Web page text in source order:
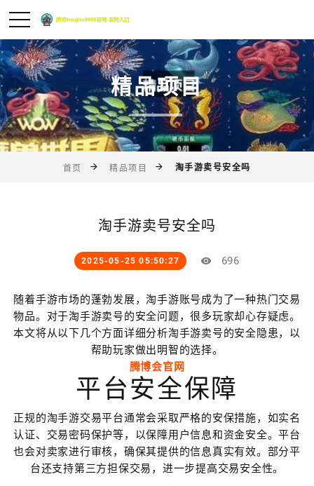
精品项目
首页 精品项目 淘手游卖号安全吗
淘手游卖号安全吗
2025-05-25 05:50:27 696
随着手游市场的蓬勃发展，淘手游账号成为了一种热门交易
物品。对于淘手游卖号的安全问题，很多玩家却心存疑虑。
本文将从以下几个方面详细分析淘手游卖号的安全隐患，以
帮助玩家做出明智的选择。
腾博会官网
平台安全保障
正规的淘手游交易平台通常会采取严格的安保措施，如实名
认证、交易密码保护等，以保障用户信息和资金安全。平台
也会对卖家进行审核，确保其提供的信息真实有效。部分平
台还支持第三方担保交易，进一步提高交易安全性。